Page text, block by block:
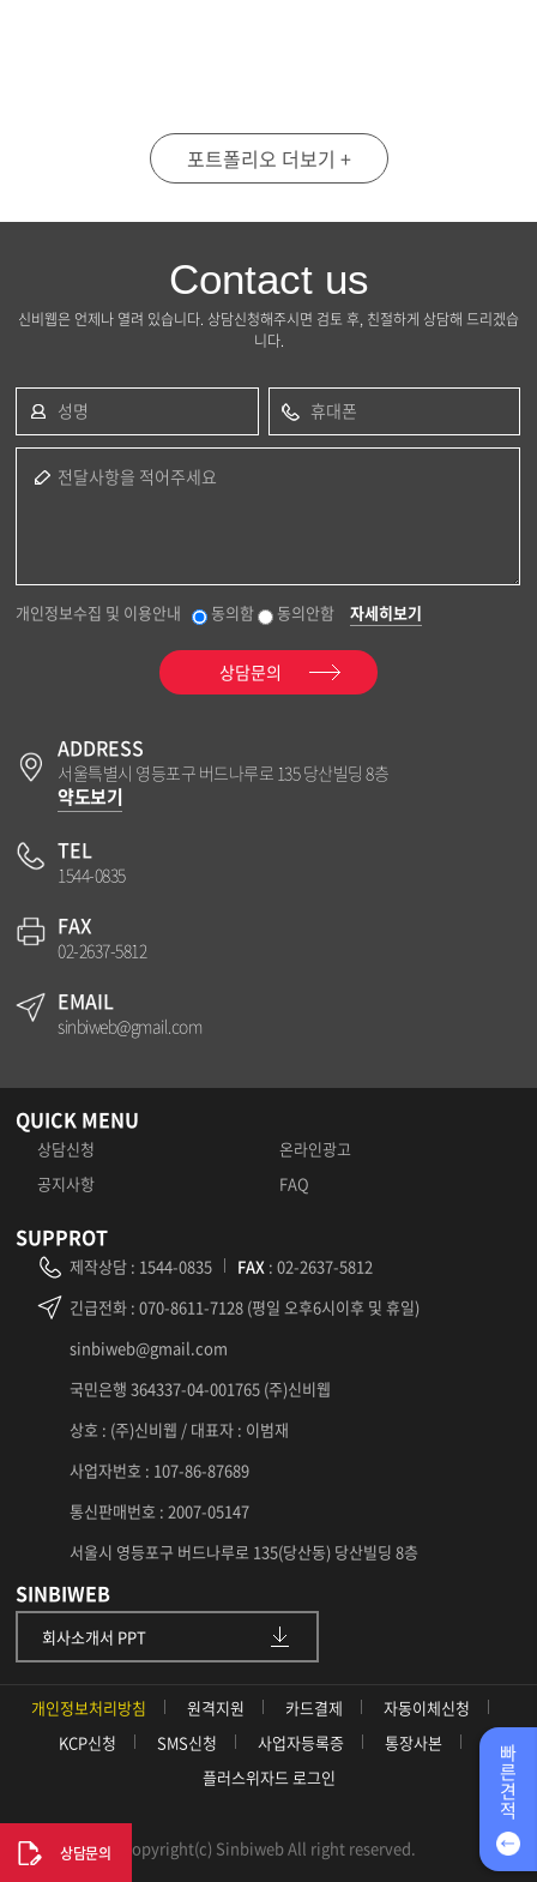
포트폴리오 더보기 +
Contact us
신비웹은 언제나 열려 있습니다. 상담신청해주시면 검토 후, 친절하게 상담해 드리겠습
니다.
성명 휴대폰
전달사항을 적어주세요
개인정보수집 및 이용안내 동의함 동의안함 자세히보기
상담문의
ADDRESS
서울특별시 영등포구 버드나루로 135 당산빌딩 8층
약도보기
TEL
1544-0835
FAX
02-2637-5812
EMAIL
sinbiweb@gmail.com
빠
른
견
적
상담문의
QUICK MENU
상담신청
온라인광고
공지사항
FAQ
SUPPROT
제작상담 : 1544-0835 FAX : 02-2637-5812
긴급전화 : 070-8611-7128 (평일 오후6시이후 및 휴일)
sinbiweb@gmail.com
국민은행 364337-04-001765 (주)신비웹
상호 : (주)신비웹 / 대표자 : 이범재
사업자번호 : 107-86-87689
통신판매번호 : 2007-05147
서울시 영등포구 버드나루로 135(당산동) 당산빌딩 8층
SINBIWEB
회사소개서 PPT
개인정보처리방침 원격지원 카드결제
자동이체신청
KCP신청
SMS신청 사업자등록증
통장사본
플러스위자드 로그인
Copyright(c) Sinbiweb All right reserved.